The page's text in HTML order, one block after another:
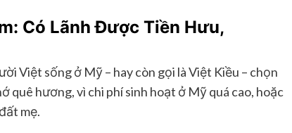
Có Lãnh Được Tiền Hưu,
Việt sống ở Mỹ – hay còn gọi là Việt Kiều – chọn
quê hương, vì chi phí sinh hoạt ở Mỹ quá cao, hoặc
mẹ.